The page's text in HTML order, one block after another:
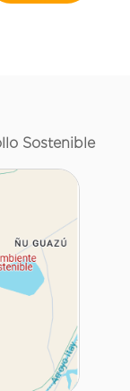
Sostenible